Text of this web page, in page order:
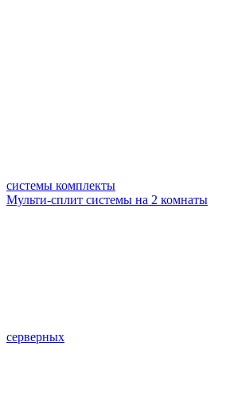
системы комплекты
Мульти-сплит системы на 2 комнаты
серверных